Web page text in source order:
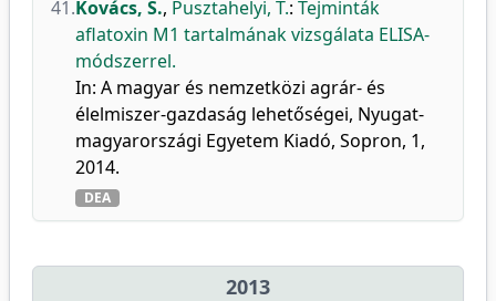
41.Kovács, S., Pusztahelyi, T.: Tejminták
aflatoxin M1 tartalmának vizsgálata ELISA-
módszerrel.
In: A magyar és nemzetközi agrár- és
élelmiszer-gazdaság lehetőségei, Nyugat-
magyarországi Egyetem Kiadó, Sopron, 1,
2014.
DEA
2013